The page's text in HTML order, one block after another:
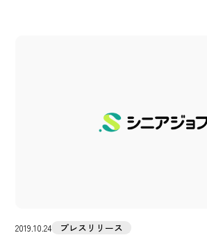
2019.10.24 プレスリリース